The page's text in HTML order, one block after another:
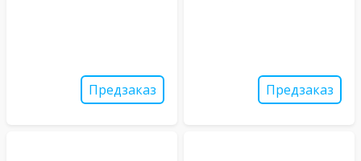
Предзаказ Предзаказ